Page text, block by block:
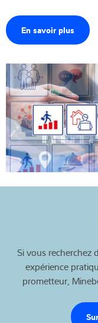
En savoir plus
Si vous recherchez
expérience
prometteur,